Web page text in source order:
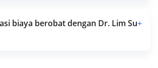
biaya berobat dengan Dr. Lim Su+